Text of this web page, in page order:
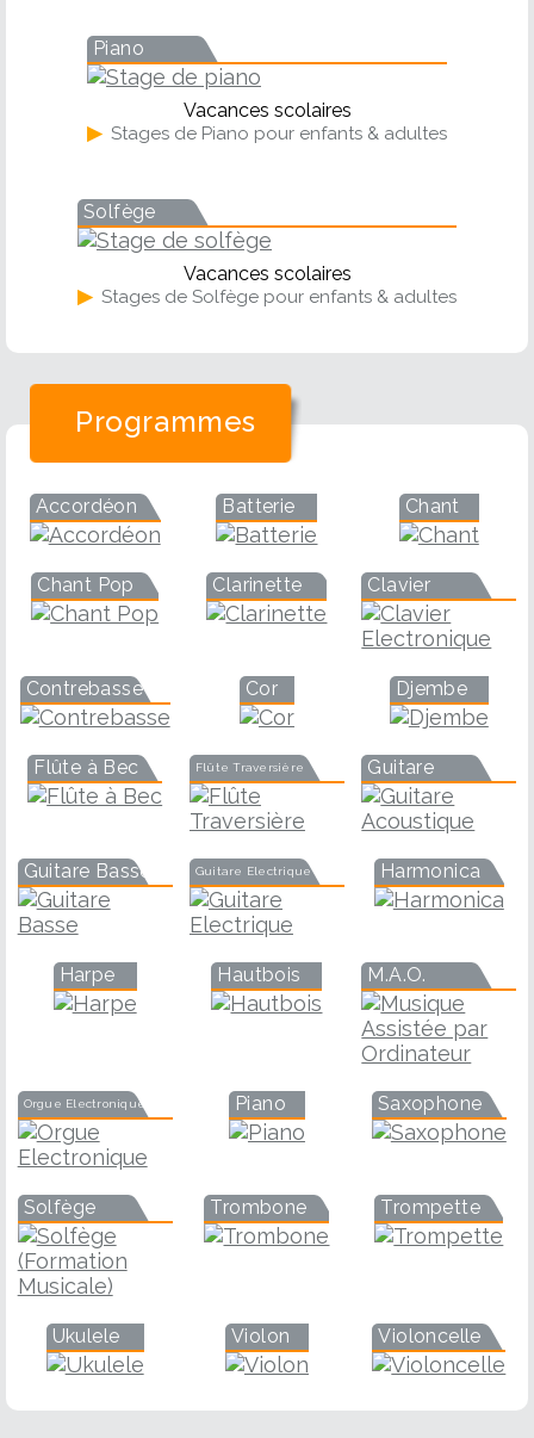
Piano
Vacances scolaires
▶ Stages de Piano pour enfants & adultes
Solfège
Vacances scolaires
▶ Stages de Solfège pour enfants & adultes
Programmes
Accordéon Batterie Chant
Chant Pop Clarinette Clavier
Contrebasse Cor Djembe
Flûte à Bec Flûte Traversière Guitare
Guitare Basse Guitare Electrique Harmonica
Harpe Hautbois M.A.O.
Orgue Electronique Piano Saxophone
Solfège Trombone Trompette
Ukulele Violon Violoncelle